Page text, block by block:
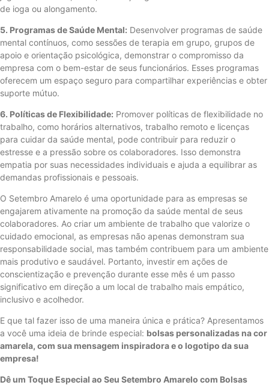
de ioga ou alongamento.
5. Programas de Saúde Mental: Desenvolver programas de saúde
mental contínuos, como sessões de terapia em grupo, grupos de
apoio e orientação psicológica, demonstrar o compromisso da
empresa com o bem-estar de seus funcionários. Esses programas
oferecem um espaço seguro para compartilhar experiências e obter
suporte mútuo.
6. Políticas de Flexibilidade: Promover políticas de flexibilidade no
trabalho, como horários alternativos, trabalho remoto e licenças
para cuidar da saúde mental, pode contribuir para reduzir o
estresse e a pressão sobre os colaboradores. Isso demonstra
empatia por suas necessidades individuais e ajuda a equilibrar as
demandas profissionais e pessoais.
O Setembro Amarelo é uma oportunidade para as empresas se
engajarem ativamente na promoção da saúde mental de seus
colaboradores. Ao criar um ambiente de trabalho que valorize o
cuidado emocional, as empresas não apenas demonstram sua
responsabilidade social, mas também contribuem para um ambiente
mais produtivo e saudável. Portanto, investir em ações de
conscientização e prevenção durante esse mês é um passo
significativo em direção a um local de trabalho mais empático,
inclusivo e acolhedor.
E que tal fazer isso de uma maneira única e prática? Apresentamos
a você uma ideia de brinde especial: bolsas personalizadas na cor
amarela, com sua mensagem inspiradora e o logotipo da sua
empresa!
Dê um Toque Especial ao Seu Setembro Amarelo com Bolsas